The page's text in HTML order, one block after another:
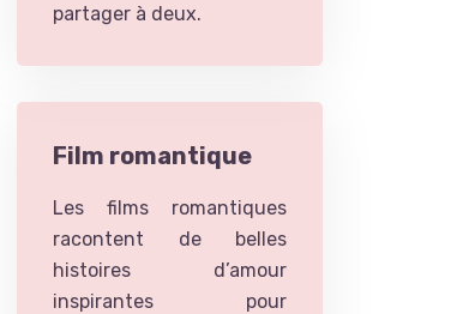
partager à deux.
Film romantique
Les films romantiques
racontent de belles
histoires d’amour
inspirantes pour